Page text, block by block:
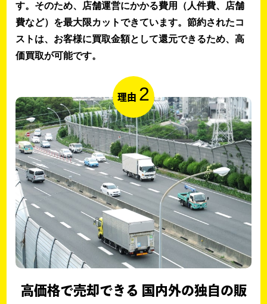
す。そのため、店舗運営にかかる費用（人件費、店舗
費など）を最大限カットできています。節約されたコ
ストは、お客様に買取金額として還元できるため、高
価買取が可能です。
理由 2
高価格で売却できる 国内外の独自の販